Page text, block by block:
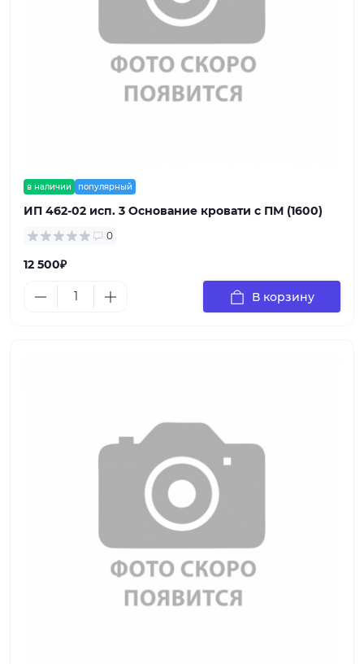
в наличии популярный
ИП 462-02 исп. 3 Основание кровати с ПМ (1600)
0
12 500₽
В корзину